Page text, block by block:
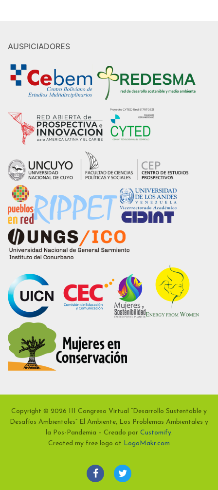
AUSPICIADORES
Copyright © 2026 III Congreso Virtual “Desarrollo Sustentable y
Desafíos Ambientales” El Ambiente, Los Problemas Ambientales y
la Pos-Pandemia – Creado por Customify.
Created my free logo at LogoMakr.com